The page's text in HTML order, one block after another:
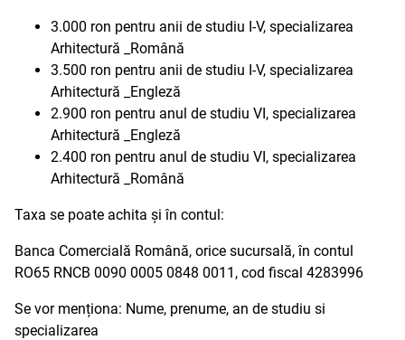
3.000 ron pentru anii de studiu I-V, specializarea
Arhitectură _Română
3.500 ron pentru anii de studiu I-V, specializarea
Arhitectură _Engleză
2.900 ron pentru anul de studiu VI, specializarea
Arhitectură _Engleză
2.400 ron pentru anul de studiu VI, specializarea
Arhitectură _Română
Taxa se poate achita și în contul:
Banca Comercială Română, orice sucursală, în contul
RO65 RNCB 0090 0005 0848 0011, cod fiscal 4283996
Se vor menționa: Nume, prenume, an de studiu si
specializarea